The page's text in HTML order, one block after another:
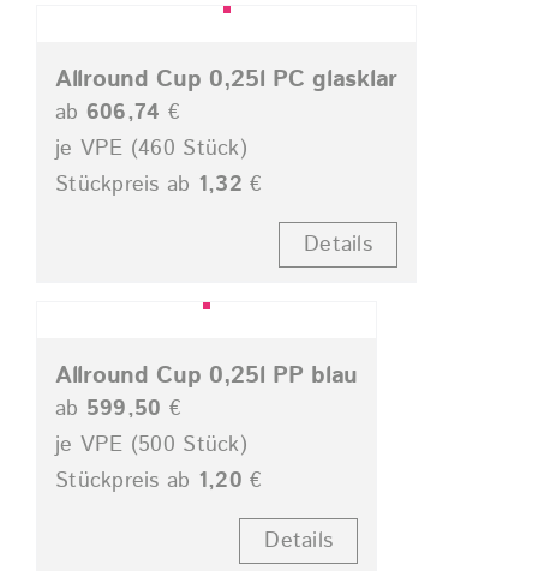
Allround Cup 0,25l PC glasklar
ab 606,74 €
je VPE (460 Stück)
Stückpreis ab 1,32 €
Details
Allround Cup 0,25l PP blau
ab 599,50 €
je VPE (500 Stück)
Stückpreis ab 1,20 €
Details